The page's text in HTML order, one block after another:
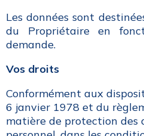
Les données sont
du Propriétaire en
demande.
Vos droits
Conformément aux
6 janvier 1978 et du
matière de protection des